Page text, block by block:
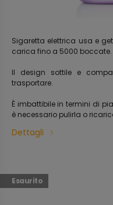
Sigaretta elettrica usa e
carica fino a 5000 boccate.
Il design sottile e
trasportare.
È imbattibile in termini di
è necessario pulirla o
Dettagli
Esaurito